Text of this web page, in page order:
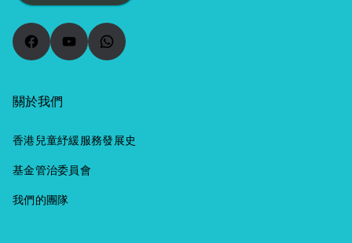
FacebookYouTubeWhatsApp
關於我們
香港兒童紓緩服務發展史
基金管治委員會
我們的團隊